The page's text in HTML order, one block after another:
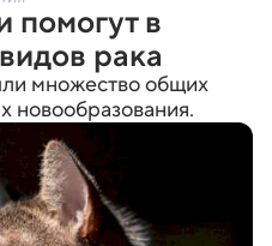
в
рака
множество общих
новообразования.